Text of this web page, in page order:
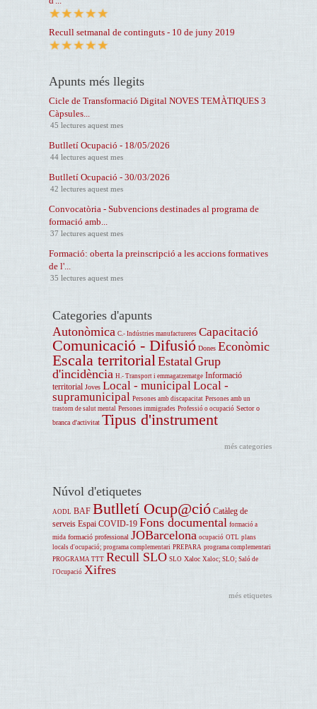
Recull setmanal de continguts - 10 de juny 2019
Apunts més llegits
Cicle de Transformació Digital NOVES TEMÀTIQUES 3
Càpsules...
45 lectures aquest mes
Butlletí Ocupació - 18/05/2026
44 lectures aquest mes
Butlletí Ocupació - 30/03/2026
42 lectures aquest mes
Convocatòria - Subvencions destinades al programa de
formació amb...
37 lectures aquest mes
Formació: oberta la preinscripció a les accions formatives
de l'...
35 lectures aquest mes
Categories d'apunts
Autonòmica C.- Indústries manufactureres Capacitació
Comunicació - Difusió Dones Econòmic
Escala territorial Estatal Grup
d'incidència H.- Transport i emmagatzematge Informació
territorial Joves Local - municipal Local -
supramunicipal Persones amb discapacitat Persones amb un
trastorn de salut mental Persones immigrades Professió o ocupació Sector o
branca d'activitat Tipus d'instrument
més categories
Núvol d'etiquetes
AODL BAF Butlletí Ocup@ció Catàleg de
serveis Espai COVID-19 Fons documental formació a
mida formació professional JOBarcelona ocupació OTL plans
locals d'ocupació; programa complementari PREPARA programa complementari
PROGRAMA TTT Recull SLO SLO Xaloc Xaloc; SLO; Saló de
l'Ocupació Xifres
més etiquetes